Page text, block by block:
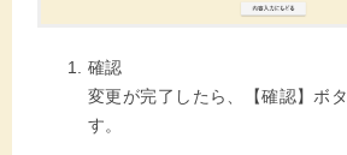
確認
変更が完了したら、【確認】ボ
す。